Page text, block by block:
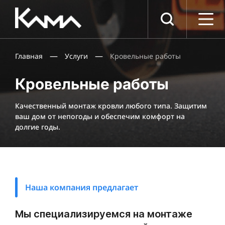
Документы
Партнеры
Услуги
Фасадные работы
Отделочные работы
Кровельные работы
Проекты
Пресс-центр
Главная — Услуги — Кровельные работы
Кровельные работы
Качественный монтаж кровли любого типа. Защитим
ваш дом от непогоды и обеспечим комфорт на
долгие годы.
Наша компания предлагает
Мы специализируемся на монтаже